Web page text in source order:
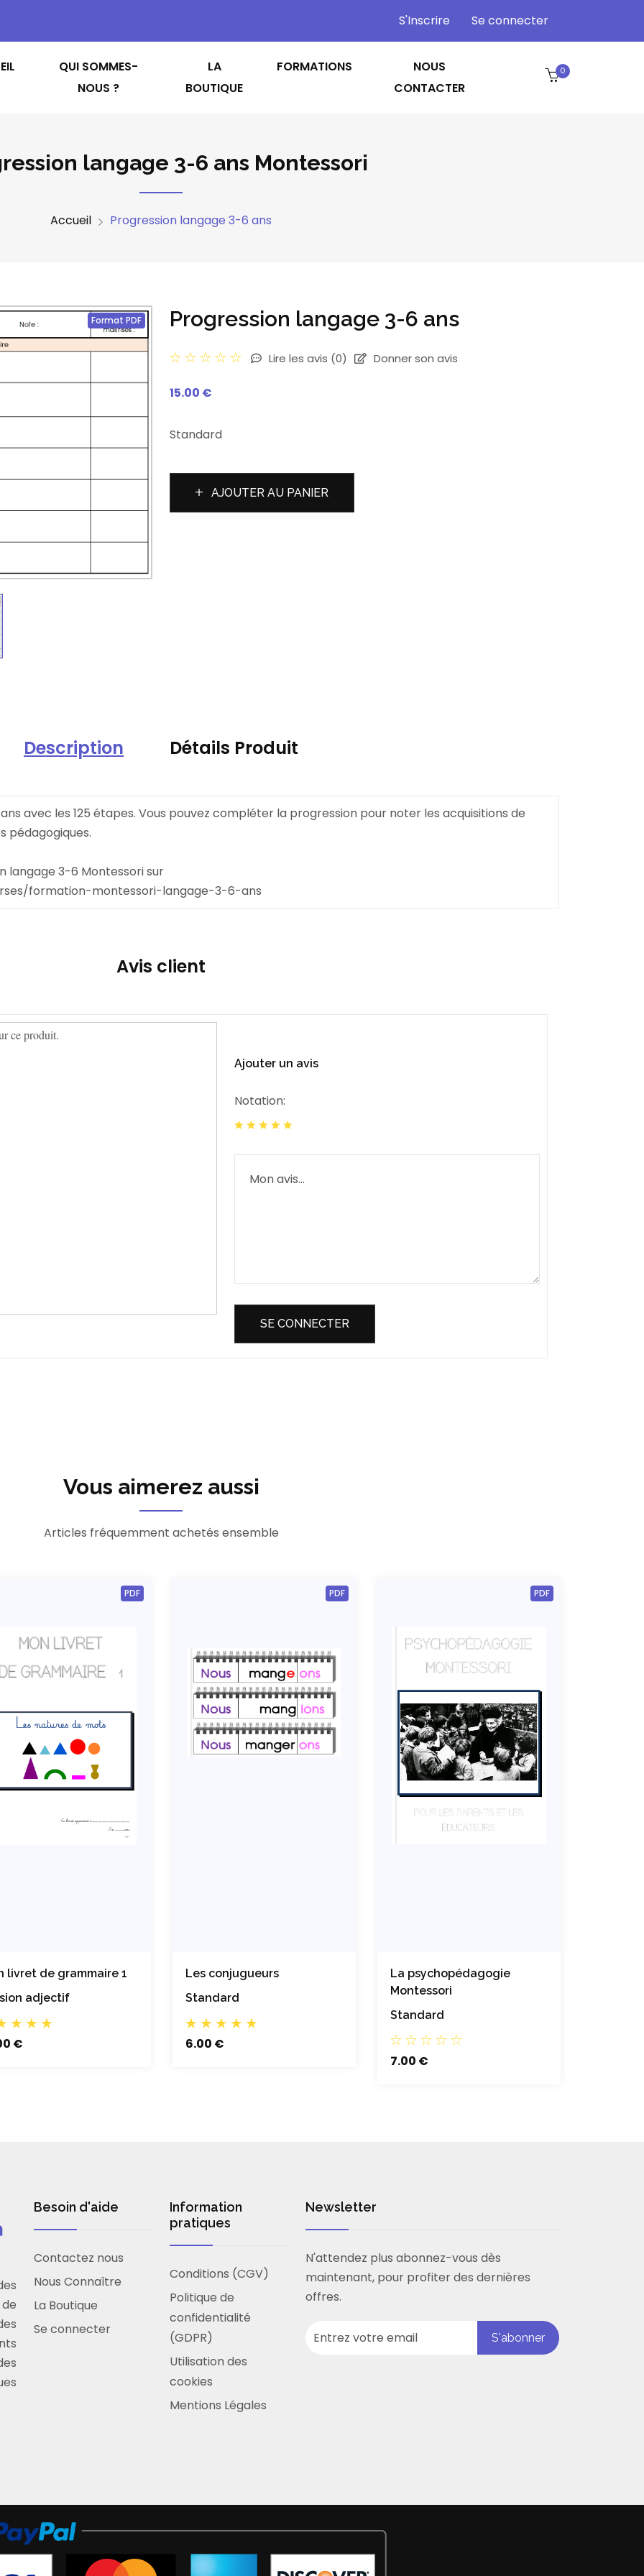
S'Inscrire Se connecter
QUI SOMMES-
NOUS ?
LA
BOUTIQUE
FORMATIONS
NOUS
CONTACTER
0
langage 3-6 ans Montessori
Accueil Progression langage 3-6 ans
Format PDF Progression langage 3-6 ans
Lire les avis (0) Donner son avis
15.00 €
Standard
AJOUTER AU PANIER
Description Détails Produit
avec les 125 étapes. Vous pouvez compléter la progression pour noter les acquisitions de
pédagogiques.
langage 3-6 Montessori sur
formation-montessori-langage-3-6-ans
Avis client
ce produit.
Ajouter un avis
Notation:
SE CONNECTER
Vous aimerez aussi
Articles fréquemment achetés ensemble
PDF
livret de grammaire 1
adjectif
€
PDF
Les conjugueurs
Standard
6.00 €
PDF
La psychopédagogie
Montessori
Standard
7.00 €
Besoin d'aide
Contactez nous
Nous Connaître
La Boutique
Se connecter
Information
pratiques
Conditions (CGV)
Politique de
confidentialité
(GDPR)
Utilisation des
cookies
Mentions Légales
Newsletter
N'attendez plus abonnez-vous dès
maintenant, pour profiter des dernières
offres.
S'abonner